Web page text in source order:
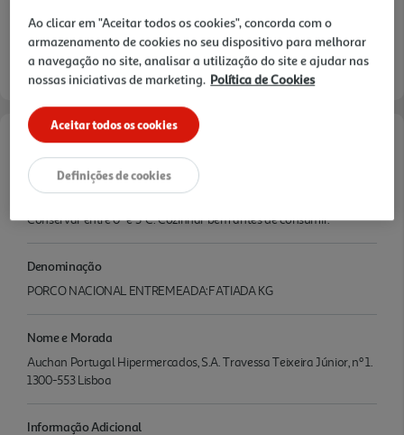
Características
Conservação
Conservar entre 0º e 3ºC. Cozinhar bem antes de consumir.
Denominação
PORCO NACIONAL ENTREMEADA:FATIADA KG
Nome e Morada
Auchan Portugal Hipermercados, S.A. Travessa Teixeira Júnior, nº 1.
1300-553 Lisboa
Informação Adicional
Ao clicar em "Aceitar todos os cookies", concorda com o
armazenamento de cookies no seu dispositivo para melhorar
a navegação no site, analisar a utilização do site e ajudar nas
nossas iniciativas de marketing. Política de Cookies
Aceitar todos os cookies
Definições de cookies